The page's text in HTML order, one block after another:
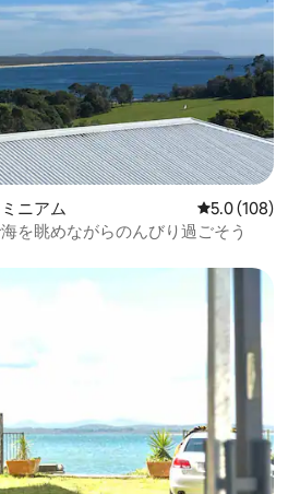
ニアム レビュー108
5.0 (108)
を眺めながらのんびり過ごそう